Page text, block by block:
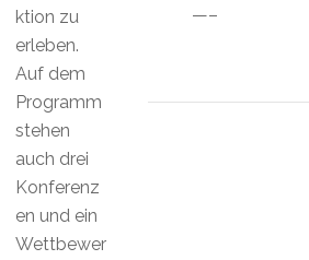
—–
ktion zu
erleben.
Auf dem
Programm
stehen
auch drei
Konferenz
en und ein
Wettbewer